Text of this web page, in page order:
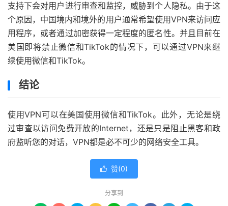
支持下会对用户进行审查和监控，威胁到个人隐私。由于这
个原因，中国境内和境外的用户通常希望使用VPN来访问应
用程序，或者通过加密获得一定程度的匿名性。并且目前在
美国即将禁止微信和TikTok的情况下，可以通过VPN来继
续使用微信和TikTok。
结论
使用VPN可以在美国使用微信和TikTok。此外，无论是绕
过审查以访问免费开放的Internet，还是只是阻止黑客和政
府监听您的对话，VPN都是必不可少的网络安全工具。
 赞(0)
分享到